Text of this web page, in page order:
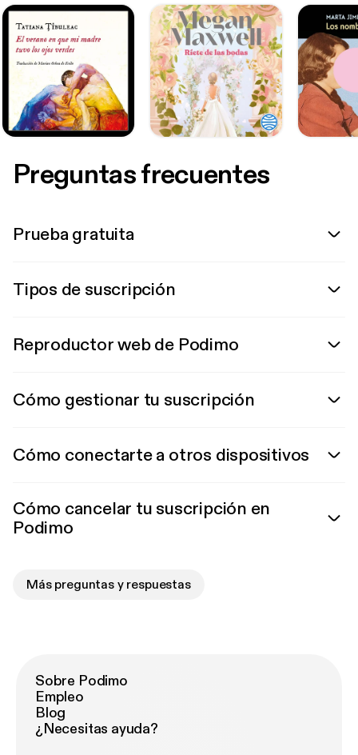
Preguntas frecuentes
Prueba gratuita
Tipos de suscripción
Reproductor web de Podimo
Cómo gestionar tu suscripción
Cómo conectarte a otros dispositivos
Cómo cancelar tu suscripción en
Podimo
Más preguntas y respuestas
Sobre Podimo
Empleo
Blog
¿Necesitas ayuda?